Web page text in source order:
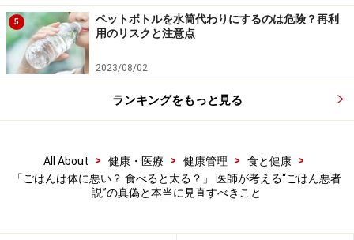
題となっており、日本でもがんへの関心は高まっていま
す。では、ごはんの摂取はがん発生のリスクと関係があ
るのでしょうか。
アメリカ・カリフォルニア州の女性教師・学校職員を対
象に1995～1996年に開始された約9万5000人規模の大規
が検討されました。その結果、肺がん・膵がん・腎が
ん・膀胱がんについてはリスクの増加は見られず、乳が
した。なお、この研究はアメリカでのものであり、ごは
5
ペットボトルを水筒代わりにするのは危険？再利
用のリスクと注意点
2023/08/02
ランキングをもっと見る
All About > 健康・医療 > 健康管理 > 食と健康
>
「ごはんは体に悪い？ 食べると太る？」 医師が考える“ごはん悪者
説”の真偽と本当に見直すべきこと